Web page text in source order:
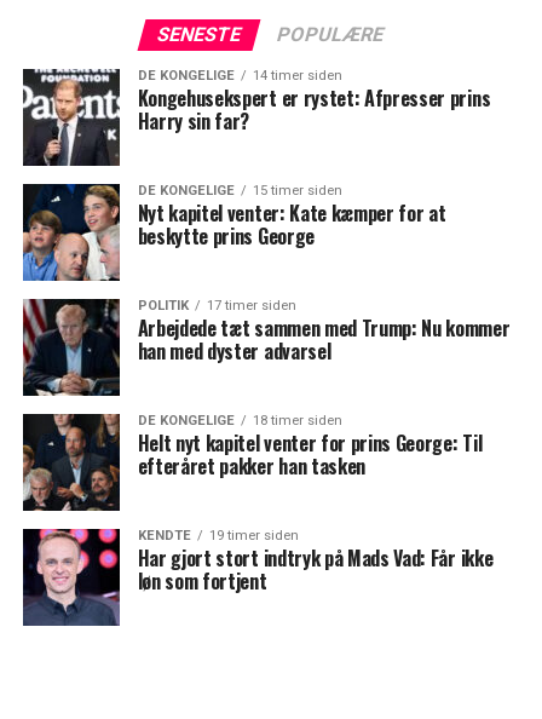
SENESTE POPULÆRE
DE KONGELIGE 14 timer siden
Kongehusekspert er rystet: Afpresser prins
Harry sin far?
DE KONGELIGE 15 timer siden
Nyt kapitel venter: Kate kæmper for at
beskytte prins George
POLITIK 17 timer siden
Arbejdede tæt sammen med Trump: Nu kommer
han med dyster advarsel
DE KONGELIGE 18 timer siden
Helt nyt kapitel venter for prins George: Til
efteråret pakker han tasken
KENDTE 19 timer siden
Har gjort stort indtryk på Mads Vad: Får ikke
løn som fortjent